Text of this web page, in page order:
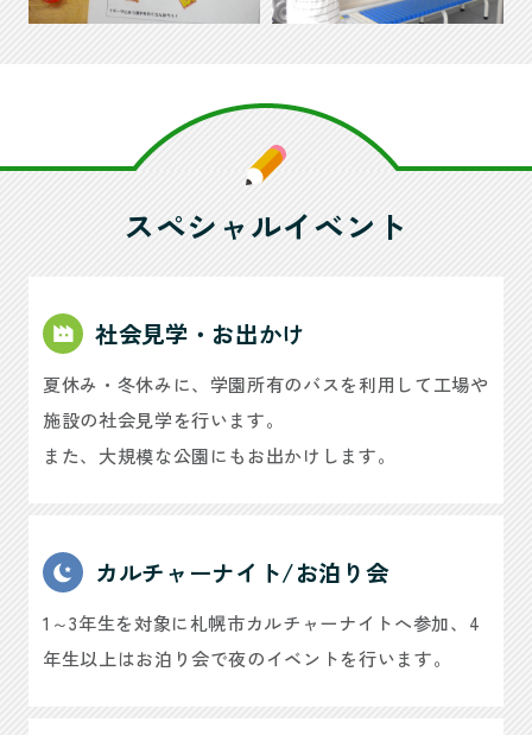
スペシャルイベント
社会見学・お出かけ
夏休み・冬休みに、学園所有のバスを利用して工場や
施設の社会見学を行います。
また、大規模な公園にもお出かけします。
カルチャーナイト/お泊り会
1～3年生を対象に札幌市カルチャーナイトへ参加、4
年生以上はお泊り会で夜のイベントを行います。